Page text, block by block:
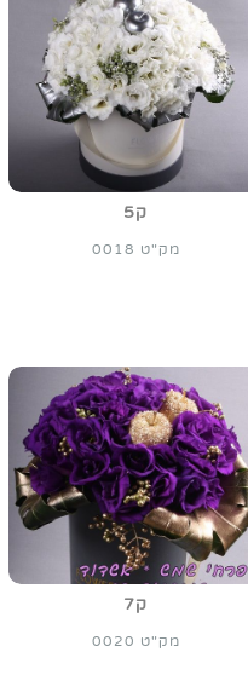
ק5
מק"ט 0018
ק7
מק"ט 0020